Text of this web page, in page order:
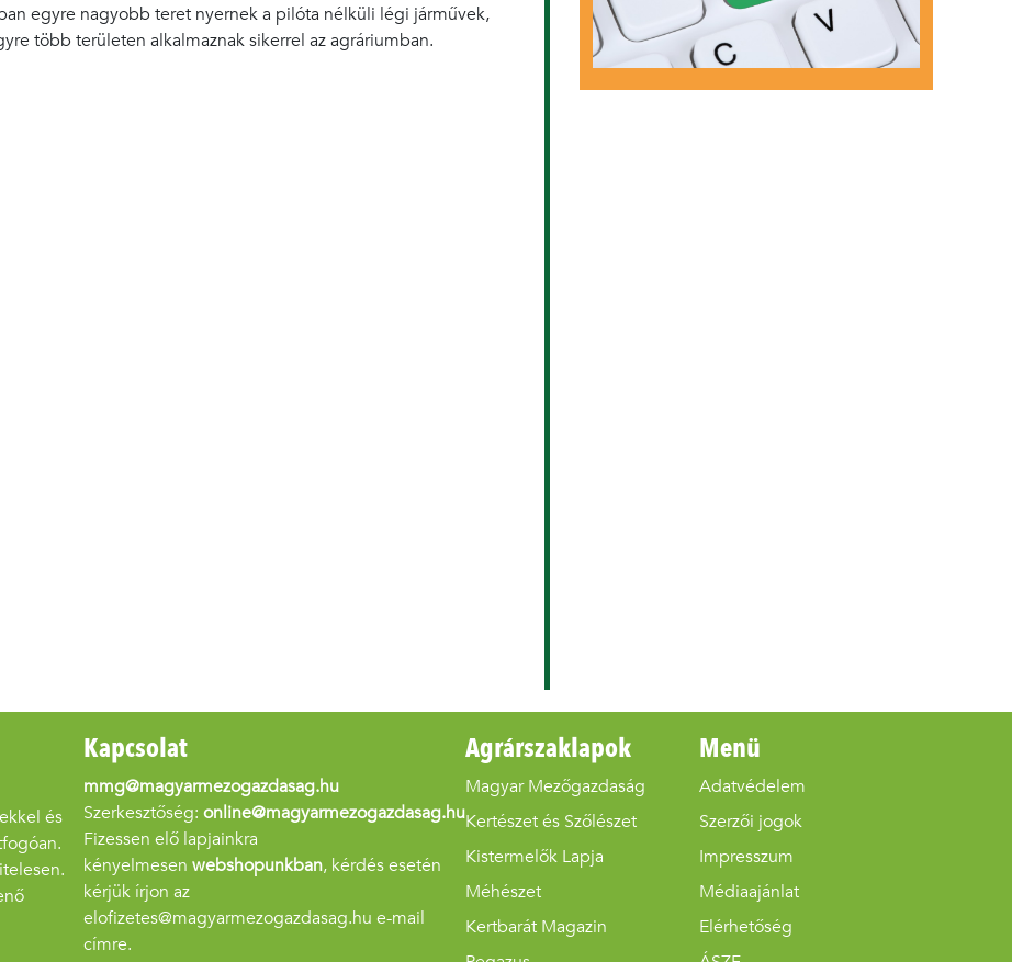
egyre nagyobb teret nyernek a pilóta nélküli légi járművek,
több területen alkalmaznak sikerrel az agráriumban.
és
Kapcsolat
mmg@magyarmezogazdasag.hu
Szerkesztőség: online@magyarmezogazdasag.hu
Fizessen elő lapjainkra
kényelmesen webshopunkban, kérdés esetén
kérjük írjon az
elofizetes@magyarmezogazdasag.hu e-mail
címre.
Agrárszaklapok
Magyar Mezőgazdaság
Kertészet és Szőlészet
Kistermelők Lapja
Méhészet
Kertbarát Magazin
Menü
Adatvédelem
Szerzői jogok
Impresszum
Médiaajánlat
Elérhetőség